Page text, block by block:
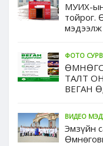
МУИХ-ын
тойрог.
ФОТО
ТАЛТ
ВЕГАН
ВИДЕО
Эмзүйн